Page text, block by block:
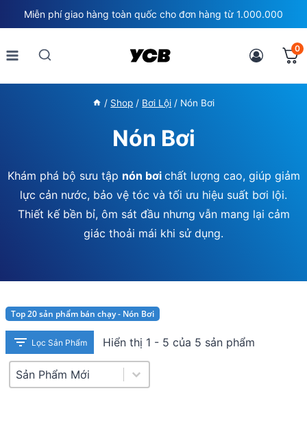
to
content
Miễn phí giao hàng toàn quốc cho đơn hàng từ 1.000.000
0
/ Shop / Bơi Lội / Nón Bơi
Nón Bơi
Khám phá bộ sưu tập nón bơi chất lượng cao, giúp giảm
lực cản nước, bảo vệ tóc và tối ưu hiệu suất bơi lội.
Thiết kế bền bỉ, ôm sát đầu nhưng vẫn mang lại cảm
giác thoải mái khi sử dụng.
Top 20 sản phẩm bán chạy - Nón Bơi
Lọc Sản Phẩm Hiển thị 1 - 5 của 5 sản phẩm
Product Sort
Sort content